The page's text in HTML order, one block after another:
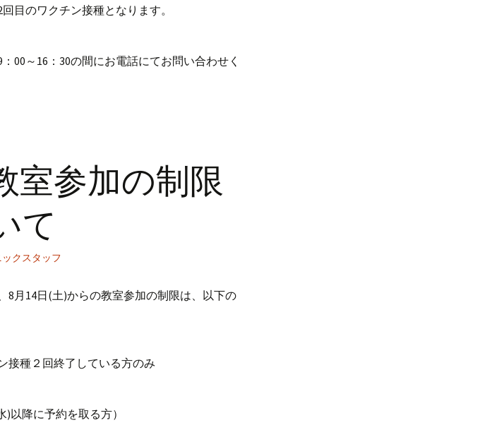
目のワクチン接種となります。
00～16：30の間にお電話にてお問い合わせく
室参加の制限
て
クスタッフ
8月14日(土)からの教室参加の制限は、以下の
接種２回終了している方のみ
)以降に予約を取る方）